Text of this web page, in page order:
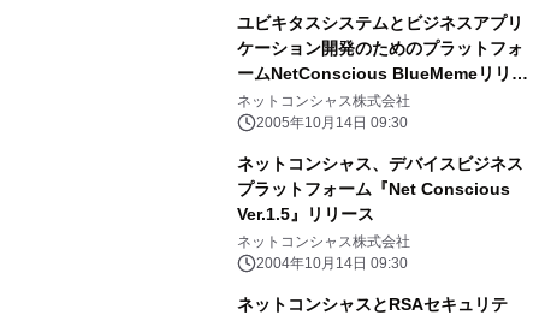
ユビキタスシステムとビジネスアプリ
ケーション開発のためのプラットフォ
ームNetConscious BlueMemeリリー
ス
ネットコンシャス株式会社
2005年10月14日 09:30
ネットコンシャス、デバイスビジネス
プラットフォーム『Net Conscious
Ver.1.5』リリース
ネットコンシャス株式会社
2004年10月14日 09:30
ネットコンシャスとRSAセキュリテ